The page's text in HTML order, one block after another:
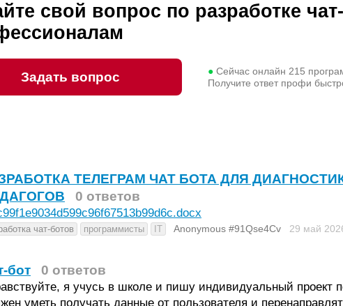
свой вопрос по разработке
Задать вопрос ● Сейчас онлайн 215
Получите ответ профи
ТЕЛЕГРАМ ЧАТ БОТА ДЛЯ
0 ответов
чат-ботов программисты IT Anonymous #91Qse4Cv 29 май
бот 0 ответов
я учусь в школе и пишу индивидуальный проект
уметь получать данные от пользователя и